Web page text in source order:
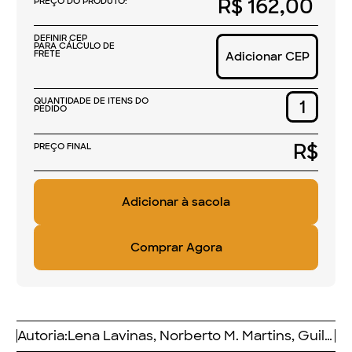
Autoria:
Ano:20241ª Edição
ISBN:9786553961722
Dimensões:16cm×23cm×5cm
Páginas:
FINALISTA DO PRÊMIO JABUTI
ACADÊMICO 2025